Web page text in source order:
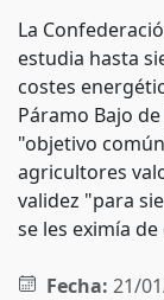
La
estudia hasta
costes
Páramo Bajo
"objetivo
agricultores
validez "para
se les eximía
Fecha: 21/